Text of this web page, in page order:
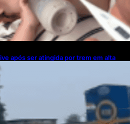
após ser atingida por trem em alta